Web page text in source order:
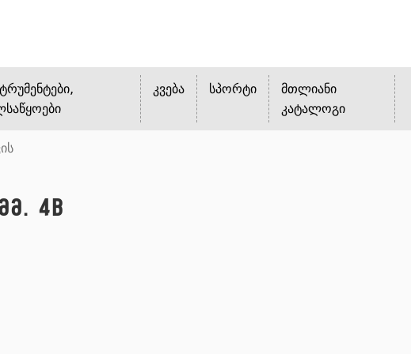
კვება სპორტი
მთლიანი
კატალოგი
4B